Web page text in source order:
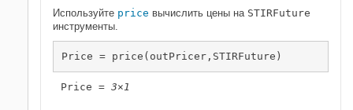
Используйте price вычислить цены на STIRFuture
инструменты.
Price = price(outPricer,STIRFuture)
Price = 3×1